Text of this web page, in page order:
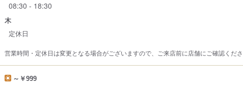
08:30 - 18:30
木
定休日
営業時間・定休日は変更となる場合がございますので、ご来店前に店舗にご確認くださ
～￥999